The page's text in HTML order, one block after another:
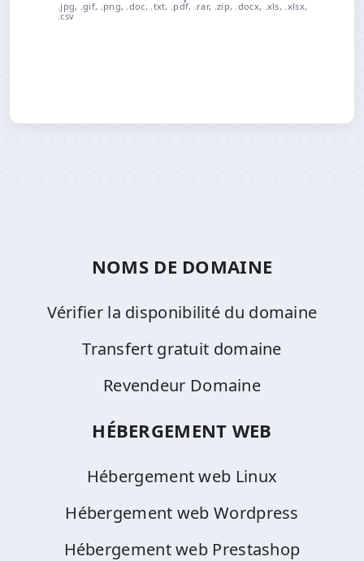
.jpg, .gif, .png, .doc, .txt, .pdf, .rar, .zip, .docx, .xls, .xlsx,
.csv
NOMS DE DOMAINE
Vérifier la disponibilité du domaine
Transfert gratuit domaine
Revendeur Domaine
HÉBERGEMENT WEB
Hébergement web Linux
Hébergement web Wordpress
Hébergement web Prestashop